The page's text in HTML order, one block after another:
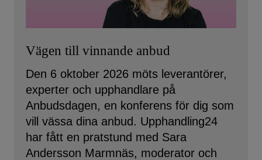
Vägen till vinnande anbud
Den 6 oktober 2026 möts leverantörer,
experter och upphandlare på
Anbudsdagen, en konferens för dig som
vill vässa dina anbud. Upphandling24
har fått en pratstund med Sara
Andersson Marmnäs, moderator och